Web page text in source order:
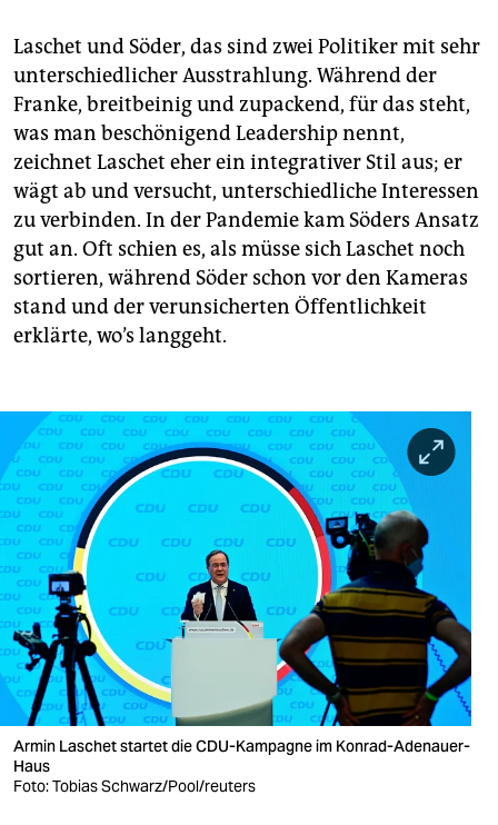
Besonderes Merkmal:
Gern unterschätztes
Stehaufmännchen. Hat diverse Niederlagen schon in
Siege verwandelt
Verhältnis zur Kanzlerin: Stand im Flüchtlingsstreit
fest an ihrer Seite, für seine Pandemiepolitik
kritisierte ihn Merkel öffentlich
Laschet und Söder, das sind zwei Politiker mit sehr
unterschiedlicher Ausstrahlung. Während der
Franke, breitbeinig und zupackend, für das steht,
was man beschönigend Leadership nennt,
zeichnet Laschet eher ein integrativer Stil aus; er
wägt ab und versucht, unterschiedliche Interessen
zu verbinden. In der Pandemie kam Söders Ansatz
gut an. Oft schien es, als müsse sich Laschet noch
sortieren, während Söder schon vor den Kameras
stand und der verunsicherten Öffentlichkeit
erklärte, wo’s langgeht.
Armin Laschet startet die CDU-Kampagne im Konrad-Adenauer-
Haus
Foto: Tobias Schwarz/Pool/reuters